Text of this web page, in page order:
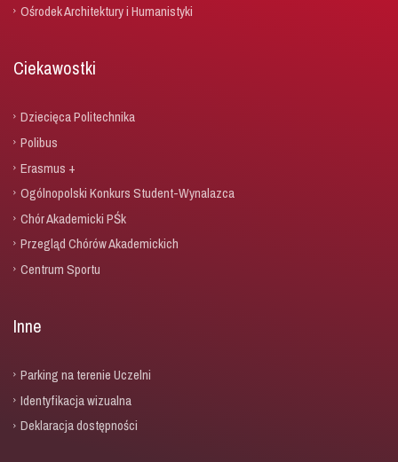
Ośrodek Architektury i Humanistyki
Ciekawostki
Dziecięca Politechnika
Polibus
Erasmus +
Ogólnopolski Konkurs Student-Wynalazca
Chór Akademicki PŚk
Przegląd Chórów Akademickich
Centrum Sportu
Inne
Parking na terenie Uczelni
Identyfikacja wizualna
Deklaracja dostępności